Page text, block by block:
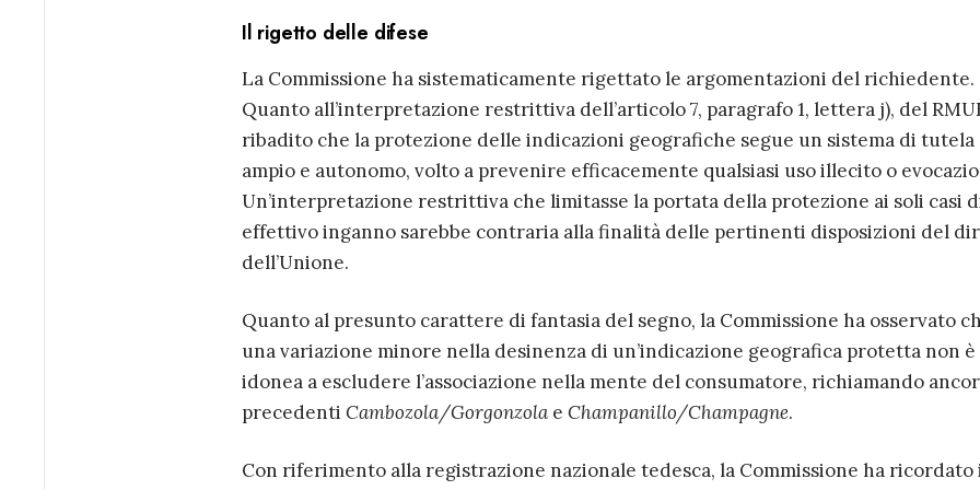
Il rigetto delle difese
La Commissione ha sistematicamente rigettato le argomentazioni del richiedente.
Quanto all’interpretazione restrittiva dell’articolo 7, paragrafo 1, lettera j), del
ribadito che la protezione delle indicazioni geografiche segue un sistema di tutela
ampio e autonomo, volto a prevenire efficacemente qualsiasi uso illecito o
Un’interpretazione restrittiva che limitasse la portata della protezione ai soli casi
effettivo inganno sarebbe contraria alla finalità delle pertinenti disposizioni del
dell’Unione.
Quanto al presunto carattere di fantasia del segno, la Commissione ha osservato
una variazione minore nella desinenza di un’indicazione geografica protetta non è
idonea a escludere l’associazione nella mente del consumatore, richiamando
precedenti Cambozola/Gorgonzolae Champanillo/Champagne.
Con riferimento alla registrazione nazionale tedesca, la Commissione ha ricordato